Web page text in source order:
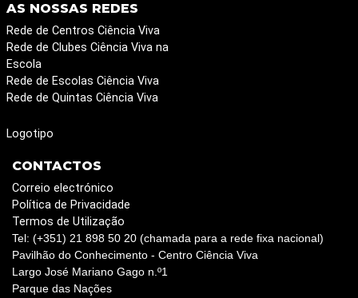
AS NOSSAS REDES
Rede de Centros Ciência Viva
Rede de Clubes Ciência Viva na
Escola
Rede de Escolas Ciência Viva
Rede de Quintas Ciência Viva
Logotipo
CONTACTOS
Correio electrónico
Política de Privacidade
Termos de Utilização
Tel: (+351) 21 898 50 20 (chamada para a rede fixa nacional)
Pavilhão do Conhecimento - Centro Ciência Viva
Largo José Mariano Gago n.º1
Parque das Nações